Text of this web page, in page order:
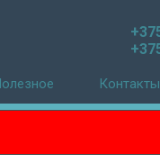
Контакты